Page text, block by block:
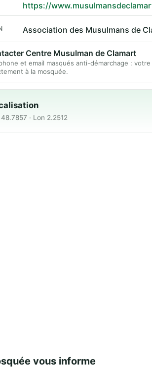
https://
Association des Musulmans de
Centre Musulman de Clamart
et email masqués anti-démarchage :
à la mosquée.
· Lon 2.2512
vous informe